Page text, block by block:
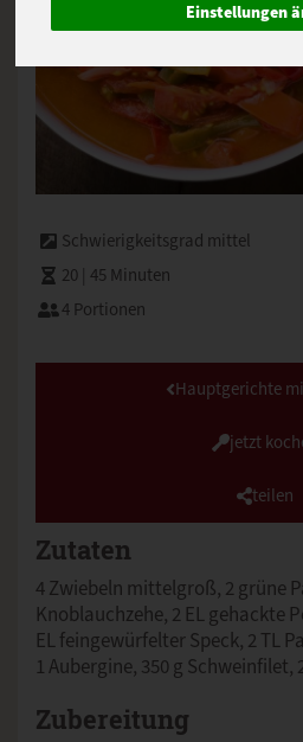
Einstellungen
Schwierigkeitsgrad mittel
20 | 45 Minuten
4 Portionen
Hauptgerichte
jetzt
teilen
Zutaten
4 Zwiebeln mittelgroß, 2 grüne
Knoblauchzehe, 2 EL gehackte
EL feingewürfelter Speck, 2 TL
1 Aubergine, 350 g Schweinfilet,
Zubereitung